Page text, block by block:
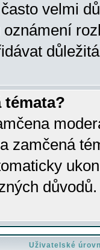
velmi
oznámení
témata?
zamčená
důvodů.
Uživatelské